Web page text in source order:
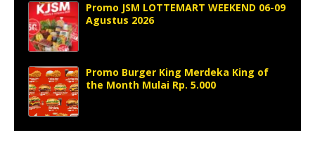
Promo JSM LOTTEMART WEEKEND 06-09
Agustus 2026
Promo Burger King Merdeka King of
the Month Mulai Rp. 5.000